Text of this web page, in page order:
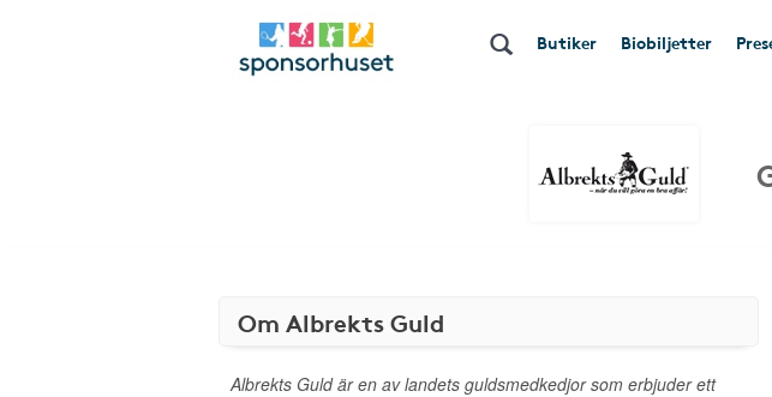
Butiker Biobiljetter
Om Albrekts Guld
Albrekts Guld är en av landets guldsmedkedjor som erbjuder ett